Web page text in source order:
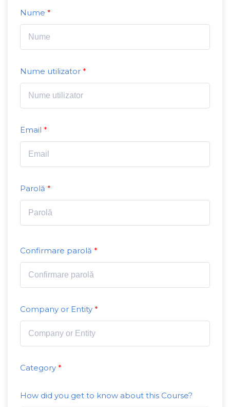
Nume
Nume utilizator
Email
Parolă
Confirmare parolă
Company or Entity
Category
How did you get to know about this Course?